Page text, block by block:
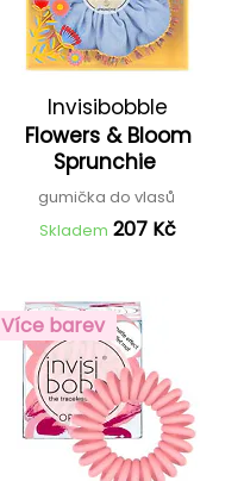
Invisibobble
Flowers & Bloom
Sprunchie
gumička do vlasů
Skladem 207 Kč
Více barev